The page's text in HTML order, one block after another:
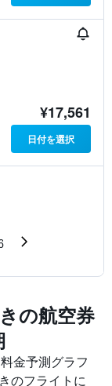
¥17,561
日付を選択
の航空券
金予測グラフ
のフライトに